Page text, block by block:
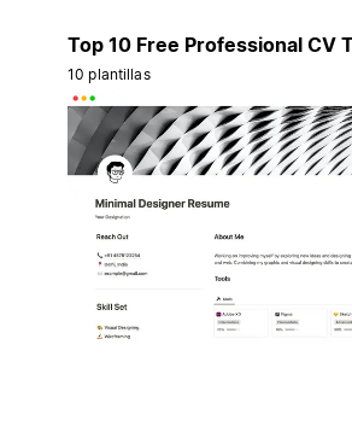
Top 10 Free Professional CV
10 plantillas